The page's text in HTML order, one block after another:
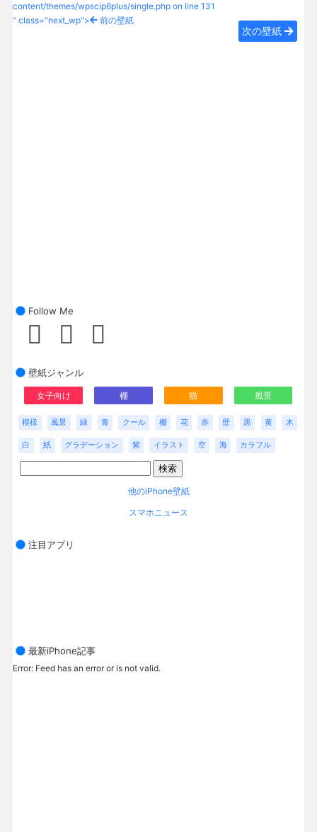
content/themes/wpscip6plus/single.php on line 131
" class="next_wp">
前の壁紙
次の壁紙
Follow Me
壁紙ジャンル
女子向け 棚 猫 風景
模様 風景 緑 青 クール 棚 花 赤 壁 黒 黄 木
白 紙 グラデーション 紫 イラスト 空 海 カラフル
他のiPhone壁紙
スマホニュース
注目アプリ
最新iPhone記事
Error: Feed has an error or is not valid.